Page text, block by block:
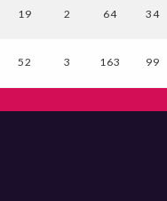
19 2 64 34
52 3 163 99